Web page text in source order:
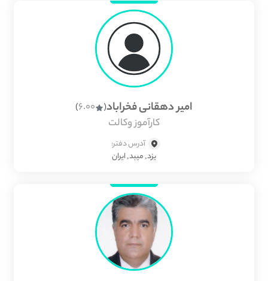
امیر دهقانی فخراباد(
6.00
)
کارآموز وکالت
آدرس دفتر:
یزد, میبد, ایران